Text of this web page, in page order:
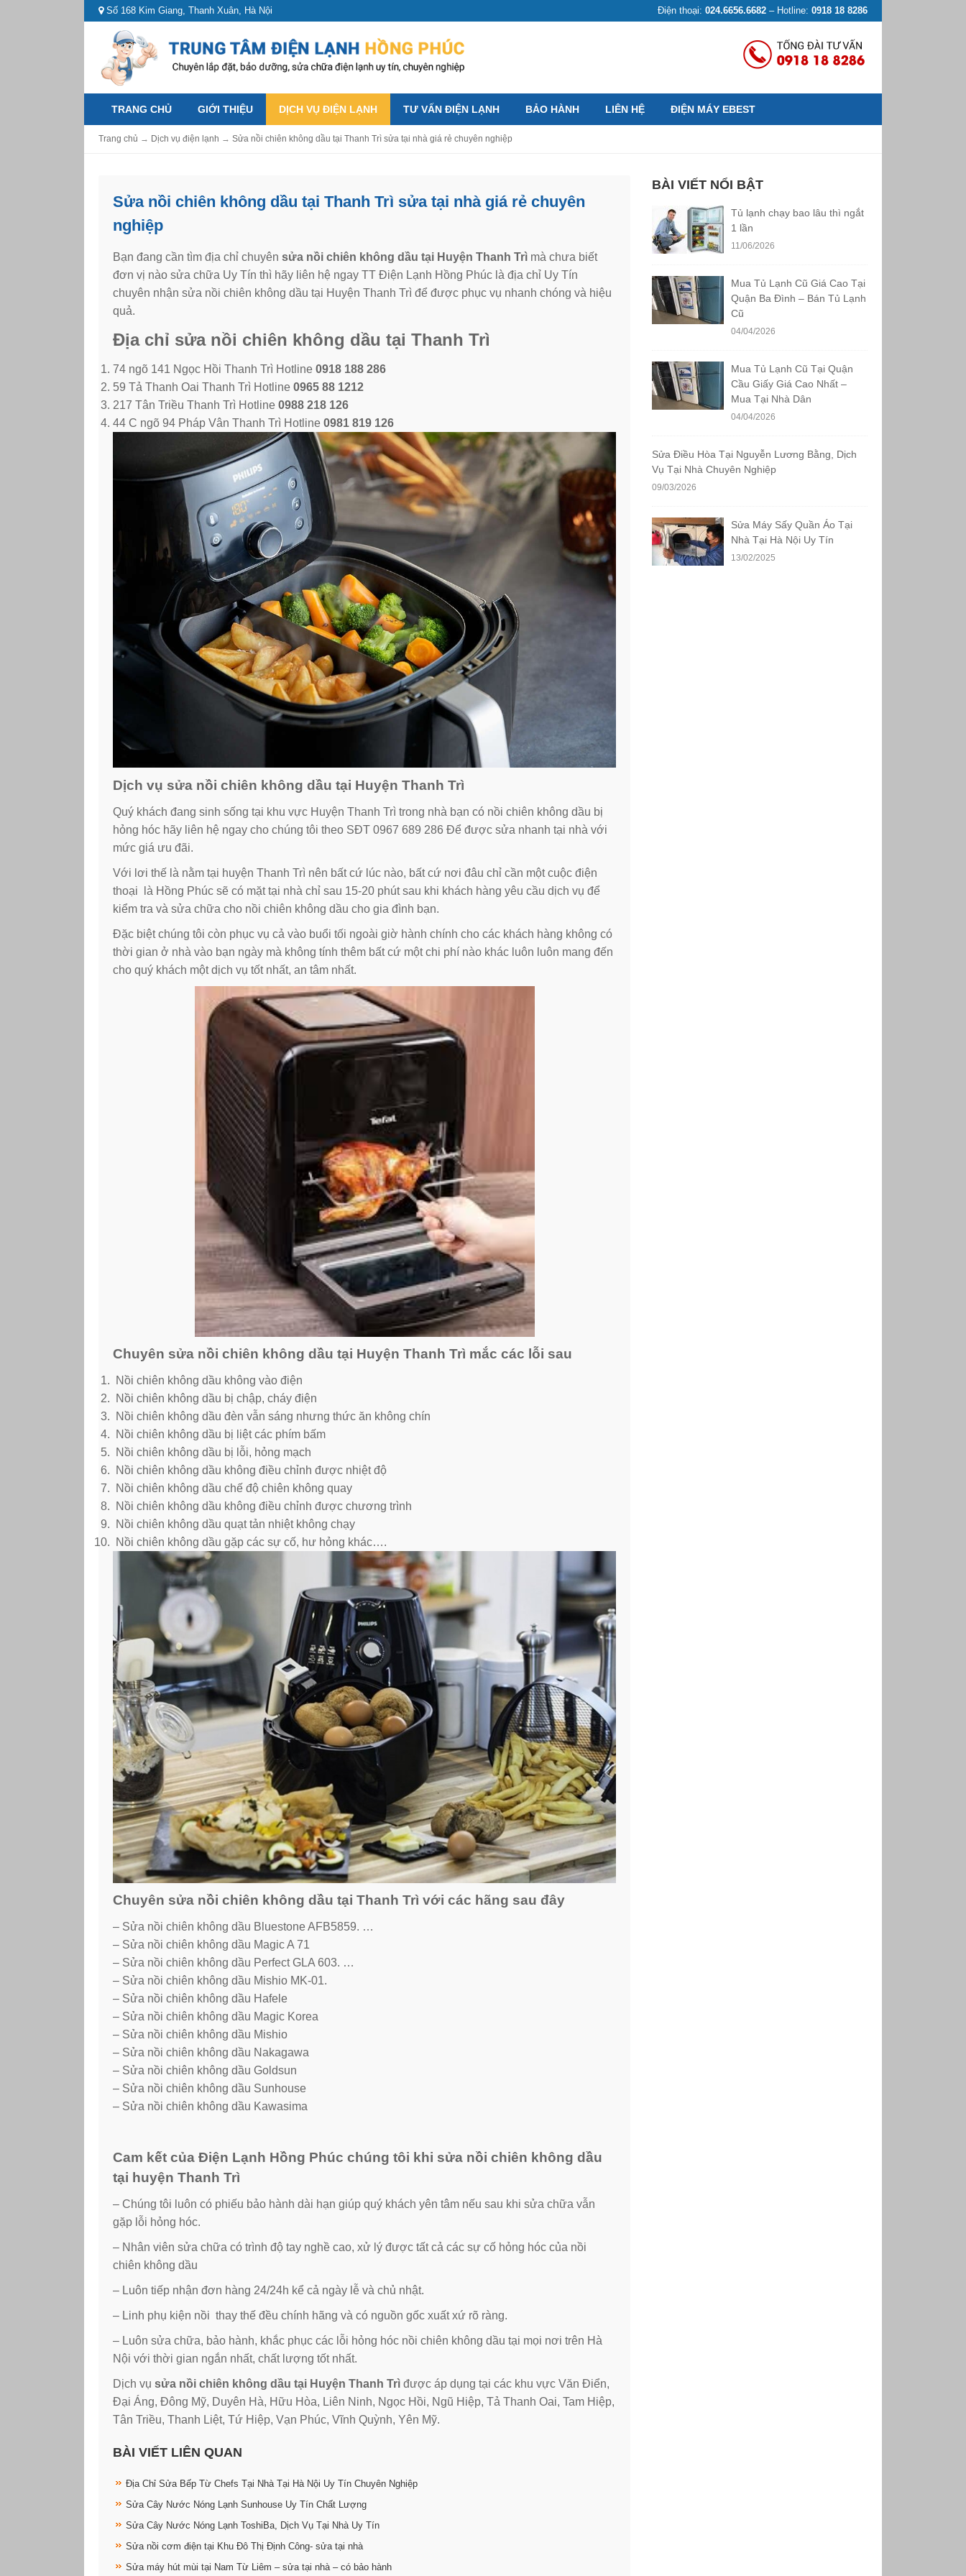
Số 168 Kim Giang, Thanh Xuân, Hà Nội Điện thoại: 024.6656.6682 – Hotline: 0918 18 8286
TRANG CHỦ GIỚI THIỆU DỊCH VỤ ĐIỆN LẠNH TƯ VẤN ĐIỆN LẠNH BẢO HÀNH LIÊN HỆ ĐIỆN MÁY EBEST
Trang chủ → Dịch vụ điện lạnh → Sửa nồi chiên không dầu tại Thanh Trì sửa tại nhà giá rẻ chuyên nghiệp
Sửa nồi chiên không dầu tại Thanh Trì sửa tại nhà giá rẻ chuyên
nghiệp
Bạn đang cần tìm địa chỉ chuyên sửa nồi chiên không dầu tại Huyện Thanh Trì mà chưa biết
đơn vị nào sửa chữa Uy Tín thì hãy liên hệ ngay TT Điện Lạnh Hồng Phúc là địa chỉ Uy Tín
chuyên nhận sửa nồi chiên không dầu tại Huyện Thanh Trì để được phục vụ nhanh chóng và hiệu
quả.
Địa chỉ sửa nồi chiên không dầu tại Thanh Trì
74 ngõ 141 Ngọc Hồi Thanh Trì Hotline 0918 188 286
59 Tả Thanh Oai Thanh Trì Hotline 0965 88 1212
217 Tân Triều Thanh Trì Hotline 0988 218 126
44 C ngõ 94 Pháp Vân Thanh Trì Hotline 0981 819 126
Dịch vụ sửa nồi chiên không dầu tại Huyện Thanh Trì
Quý khách đang sinh sống tại khu vực Huyện Thanh Trì trong nhà bạn có nồi chiên không dầu bị
hỏng hóc hãy liên hệ ngay cho chúng tôi theo SĐT 0967 689 286 Để được sửa nhanh tại nhà với
mức giá ưu đãi.
Với lơi thế là nằm tại huyện Thanh Trì nên bất cứ lúc nào, bất cứ nơi đâu chỉ cần một cuộc điện
thoại là Hồng Phúc sẽ có mặt tại nhà chỉ sau 15-20 phút sau khi khách hàng yêu cầu dịch vụ để
kiểm tra và sửa chữa cho nồi chiên không dầu cho gia đình bạn.
Đặc biệt chúng tôi còn phục vụ cả vào buổi tối ngoài giờ hành chính cho các khách hàng không có
thời gian ở nhà vào bạn ngày mà không tính thêm bất cứ một chi phí nào khác luôn luôn mang đến
cho quý khách một dịch vụ tốt nhất, an tâm nhất.
Chuyên sửa nồi chiên không dầu tại Huyện Thanh Trì mắc các lỗi sau
Nồi chiên không dầu không vào điện
Nồi chiên không dầu bị chập, cháy điện
Nồi chiên không dầu đèn vẫn sáng nhưng thức ăn không chín
Nồi chiên không dầu bị liệt các phím bấm
Nồi chiên không dầu bị lỗi, hỏng mạch
Nồi chiên không dầu không điều chỉnh được nhiệt độ
Nồi chiên không dầu chế độ chiên không quay
Nồi chiên không dầu không điều chỉnh được chương trình
Nồi chiên không dầu quạt tản nhiệt không chạy
Nồi chiên không dầu gặp các sự cố, hư hỏng khác….
Chuyên sửa nồi chiên không dầu tại Thanh Trì với các hãng sau đây
– Sửa nồi chiên không dầu Bluestone AFB5859. …
– Sửa nồi chiên không dầu Magic A 71
– Sửa nồi chiên không dầu Perfect GLA 603. …
– Sửa nồi chiên không dầu Mishio MK-01.
– Sửa nồi chiên không dầu Hafele
– Sửa nồi chiên không dầu Magic Korea
– Sửa nồi chiên không dầu Mishio
– Sửa nồi chiên không dầu Nakagawa
– Sửa nồi chiên không dầu Goldsun
– Sửa nồi chiên không dầu Sunhouse
– Sửa nồi chiên không dầu Kawasima
Cam kết của Điện Lạnh Hồng Phúc chúng tôi khi sửa nồi chiên không dầu
tại huyện Thanh Trì
– Chúng tôi luôn có phiếu bảo hành dài hạn giúp quý khách yên tâm nếu sau khi sửa chữa vẫn
gặp lỗi hỏng hóc.
– Nhân viên sửa chữa có trình độ tay nghề cao, xử lý được tất cả các sự cố hỏng hóc của nồi
chiên không dầu
– Luôn tiếp nhận đơn hàng 24/24h kể cả ngày lễ và chủ nhật.
– Linh phụ kiện nồi thay thế đều chính hãng và có nguồn gốc xuất xứ rõ ràng.
– Luôn sửa chữa, bảo hành, khắc phục các lỗi hỏng hóc nồi chiên không dầu tại mọi nơi trên Hà
Nội với thời gian ngắn nhất, chất lượng tốt nhất.
Dịch vụ sửa nồi chiên không dầu tại Huyện Thanh Trì được áp dụng tại các khu vực Văn Điển,
Đại Áng, Đông Mỹ, Duyên Hà, Hữu Hòa, Liên Ninh, Ngọc Hồi, Ngũ Hiệp, Tả Thanh Oai, Tam Hiệp,
Tân Triều, Thanh Liệt, Tứ Hiệp, Vạn Phúc, Vĩnh Quỳnh, Yên Mỹ.
BÀI VIẾT LIÊN QUAN
Địa Chỉ Sửa Bếp Từ Chefs Tại Nhà Tại Hà Nội Uy Tín Chuyên Nghiệp
Sửa Cây Nước Nóng Lạnh Sunhouse Uy Tín Chất Lượng
Sửa Cây Nước Nóng Lạnh ToshiBa, Dịch Vụ Tại Nhà Uy Tín
Sửa nồi cơm điện tại Khu Đô Thị Định Công- sửa tại nhà
Sửa máy hút mùi tại Nam Từ Liêm – sửa tại nhà – có bảo hành
BÀI VIẾT NỔI BẬT
Tủ lạnh chạy bao lâu thì ngắt
1 lần
11/06/2026
Mua Tủ Lạnh Cũ Giá Cao Tại
Quận Ba Đình – Bán Tủ Lạnh
Cũ
04/04/2026
Mua Tủ Lạnh Cũ Tại Quận
Cầu Giấy Giá Cao Nhất –
Mua Tại Nhà Dân
04/04/2026
Sửa Điều Hòa Tại Nguyễn Lương Bằng, Dịch
Vụ Tại Nhà Chuyên Nghiệp
09/03/2026
Sửa Máy Sấy Quần Áo Tại
Nhà Tại Hà Nội Uy Tín
13/02/2025